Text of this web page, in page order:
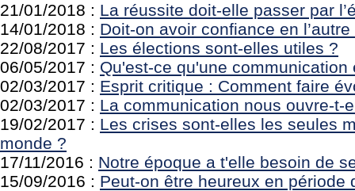
21/01/2018 : La réussite doit-elle passer par
14/01/2018 : Doit-on avoir confiance en l’autre
22/08/2017 : Les élections sont-elles utiles ?
06/05/2017 : Qu'est-ce qu'une communication
02/03/2017 : Esprit critique : Comment faire
02/03/2017 : La communication nous ouvre-t-
19/02/2017 : Les crises sont-elles les seules
monde ?
17/11/2016 : Notre époque a t'elle besoin de
15/09/2016 : Peut-on être heureux en période